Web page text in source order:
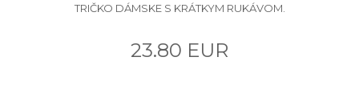
TRIČKO DÁMSKE S KRÁTKYM RUKÁVOM.
23.80 EUR